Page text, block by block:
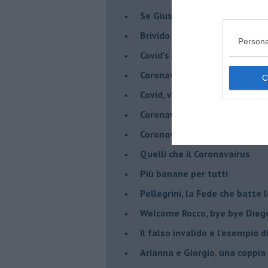
Se Giuseppe Conte si veste
Brivido di terrore... la
Covid's Anatomy
Coronavirus, scacco al racket
Covid, vade a un metro - Gli
Coronavirus, vade a un metro
Coronavirus, Menelicche
Quelli che il Coronavairus
Più banane per tutti
Pellegrini, la Fede che batte
Welcome Rocco, bye bye
Il falso invalido e l'esempio
Arianna e Giorgio, una